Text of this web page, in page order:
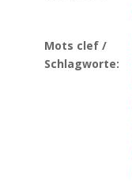
Mots clef /
Schlagworte: